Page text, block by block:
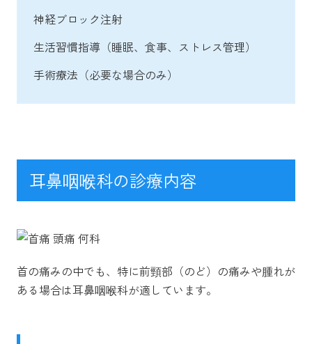
神経ブロック注射
生活習慣指導（睡眠、食事、ストレス管理）
手術療法（必要な場合のみ）
耳鼻咽喉科の診療内容
首の痛みの中でも、特に前頸部（のど）の痛みや腫れが
ある場合は耳鼻咽喉科が適しています。